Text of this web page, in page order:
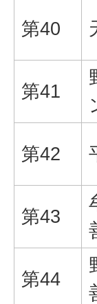
第40
第41
第42
第43
第44